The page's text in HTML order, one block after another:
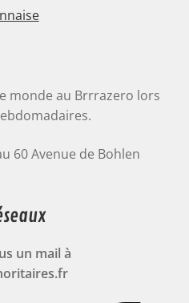
monde au Brrrazero lors
60 Avenue de Bohlen
un mail à